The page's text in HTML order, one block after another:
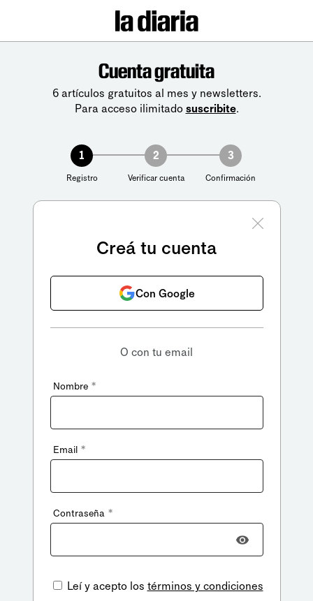
Cuenta gratuita
6 artículos gratuitos al mes y newsletters.
Para acceso ilimitado suscribite.
1
Registro
2
Verificar cuenta
3
Confirmación
Creá tu cuenta
Con Google
O con tu email
Nombre *
Email *
Contraseña *
Leí y acepto los términos y condiciones